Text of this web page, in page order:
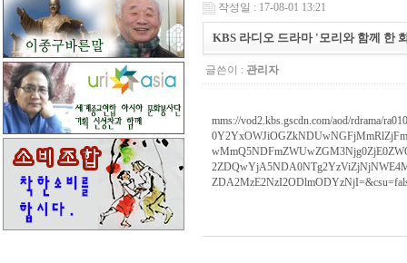
작성일 : 17-08-01 13:21
KBS 라디오 드라마 '모리와 함께 한
글쓴이 : 관리자
mms://vod2.kbs.gscdn.com/aod/rdrama/